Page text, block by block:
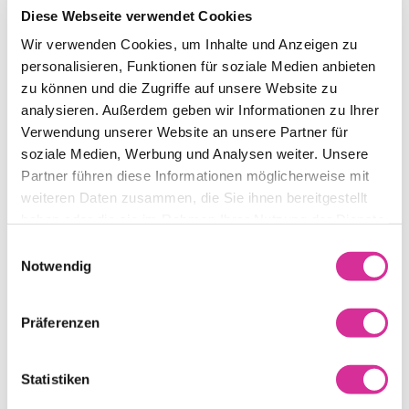
Diese Webseite verwendet Cookies
Wir verwenden Cookies, um Inhalte und Anzeigen zu
personalisieren, Funktionen für soziale Medien anbieten
zu können und die Zugriffe auf unsere Website zu
analysieren. Außerdem geben wir Informationen zu Ihrer
Verwendung unserer Website an unsere Partner für
soziale Medien, Werbung und Analysen weiter. Unsere
Partner führen diese Informationen möglicherweise mit
weiteren Daten zusammen, die Sie ihnen bereitgestellt
Notwendig
Präferenzen
Statistiken
Quels frais supplémentaires peuvent s’appliquer en cas de
CID : Qu’est-ce que c’est et où le trouver ?
Comment recevoir ma facture ?
Comment mettre en place une domiciliation ?
Quels frais peuvent figurer sur ma facture ?
Lors de la signature de votre contrat, vous avez la possibilité
de choisir le mode de réception de votre facture :
Vous recevez votre facture directement dans votre boîte